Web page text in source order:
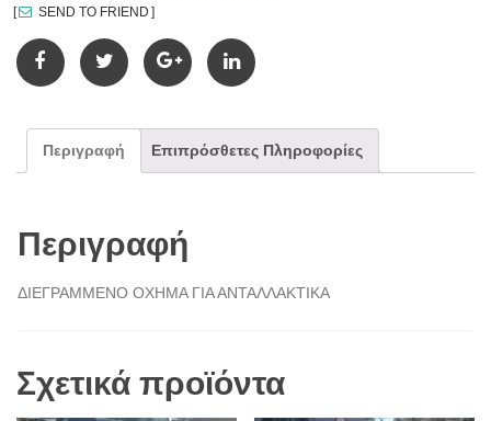
SEND TO FRIEND
Περιγραφή Επιπρόσθετες Πληροφορίες
Περιγραφή
ΔΙΕΓΡΑΜΜΕΝΟ ΟΧΗΜΑ ΓΙΑ ΑΝΤΑΛΛΑΚΤΙΚΑ
Σχετικά προϊόντα